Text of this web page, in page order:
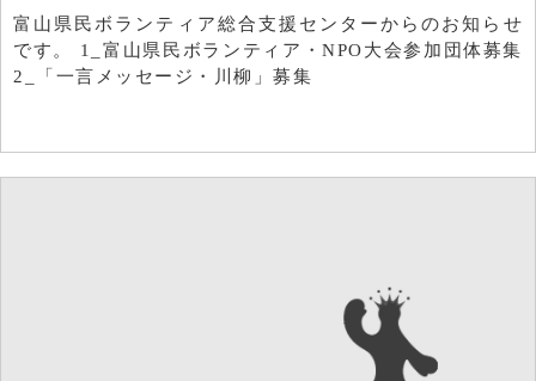
富山県民ボランティア総合支援センターからのお知らせ
です。 1_富山県民ボランティア・NPO大会参加団体募集
2_「一言メッセージ・川柳」募集